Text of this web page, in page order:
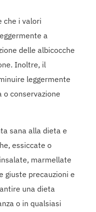
che i valori
a
delle albicocche
Inoltre, il
leggermente
conservazione
sana alla dieta e
essiccate o
marmellate
giuste precauzioni e
una dieta
o in qualsiasi